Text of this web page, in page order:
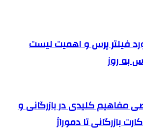
فیلتر پرس و اهمیت لیست
به روز
مفاهیم کلیدی در بازرگانی و
بازرگانی تا دموراژ